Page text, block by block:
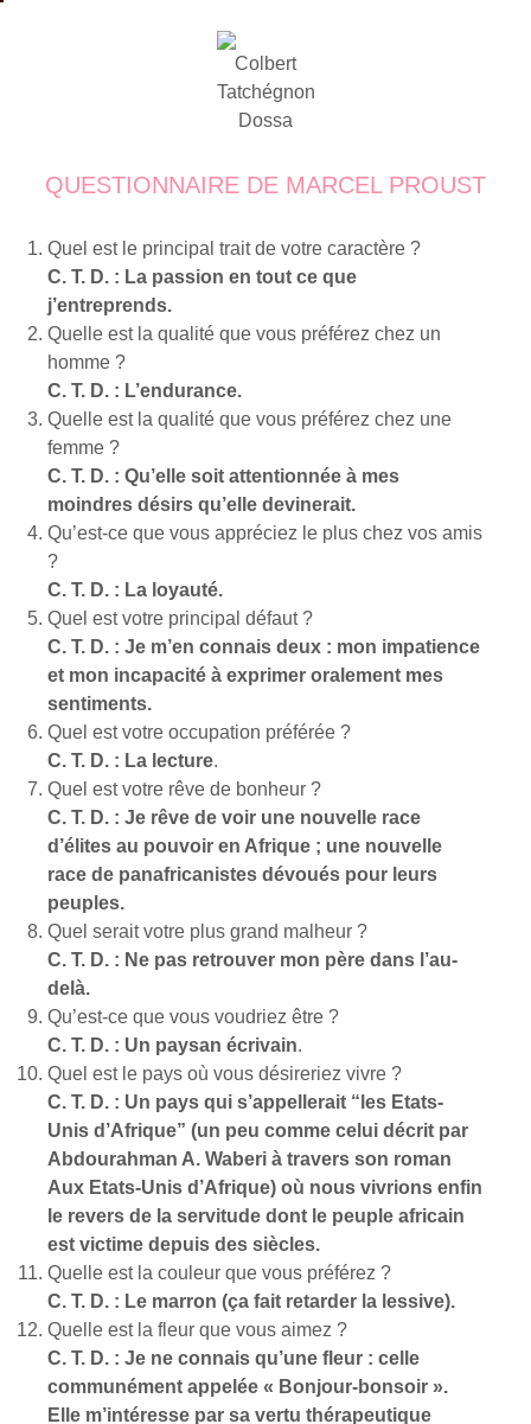
Colbert
Tatchégnon
Dossa
QUESTIONNAIRE DE MARCEL PROUST
Quel est le principal trait de votre caractère ?
C. T. D. : La passion en tout ce que
j’entreprends.
Quelle est la qualité que vous préférez chez un
homme ?
C. T. D. : L’endurance.
Quelle est la qualité que vous préférez chez une
femme ?
C. T. D. : Qu’elle soit attentionnée à mes
moindres désirs qu’elle devinerait.
Qu’est-ce que vous appréciez le plus chez vos amis
?
C. T. D. : La loyauté.
Quel est votre principal défaut ?
C. T. D. : Je m’en connais deux : mon impatience
et mon incapacité à exprimer oralement mes
sentiments.
Quel est votre occupation préférée ?
C. T. D. : La lecture.
Quel est votre rêve de bonheur ?
C. T. D. : Je rêve de voir une nouvelle race
d’élites au pouvoir en Afrique ; une nouvelle
race de panafricanistes dévoués pour leurs
peuples.
Quel serait votre plus grand malheur ?
C. T. D. : Ne pas retrouver mon père dans l’au-
delà.
Qu’est-ce que vous voudriez être ?
C. T. D. : Un paysan écrivain.
Quel est le pays où vous désireriez vivre ?
C. T. D. : Un pays qui s’appellerait “les Etats-
Unis d’Afrique” (un peu comme celui décrit par
Abdourahman A. Waberi à travers son roman
Aux Etats-Unis d’Afrique) où nous vivrions enfin
le revers de la servitude dont le peuple africain
est victime depuis des siècles.
Quelle est la couleur que vous préférez ?
C. T. D. : Le marron (ça fait retarder la lessive).
Quelle est la fleur que vous aimez ?
C. T. D. : Je ne connais qu’une fleur : celle
communément appelée « Bonjour-bonsoir ».
Elle m’intéresse par sa vertu thérapeutique